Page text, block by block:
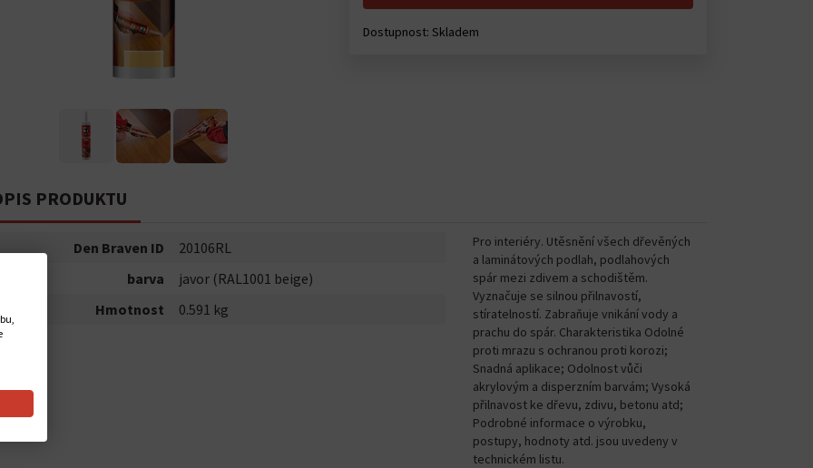
Dostupnost: Skladem
PRODUKTU
Pro interiéry. Utěsnění všech dřevěných
a laminátových podlah, podlahových
spár mezi zdivem a schodištěm.
Vyznačuje se silnou přilnavostí,
stíratelností. Zabraňuje vnikání vody a
prachu do spár. Charakteristika Odolné
proti mrazu s ochranou proti korozi;
Snadná aplikace; Odolnost vůči
akrylovým a disperzním barvám; Vysoká
přilnavost ke dřevu, zdivu, betonu atd;
Podrobné informace o výrobku,
postupy, hodnoty atd. jsou uvedeny v
technickém listu.
Den Braven ID
20106RL
barva
javor (RAL1001 beige)
Hmotnost
0.591 kg